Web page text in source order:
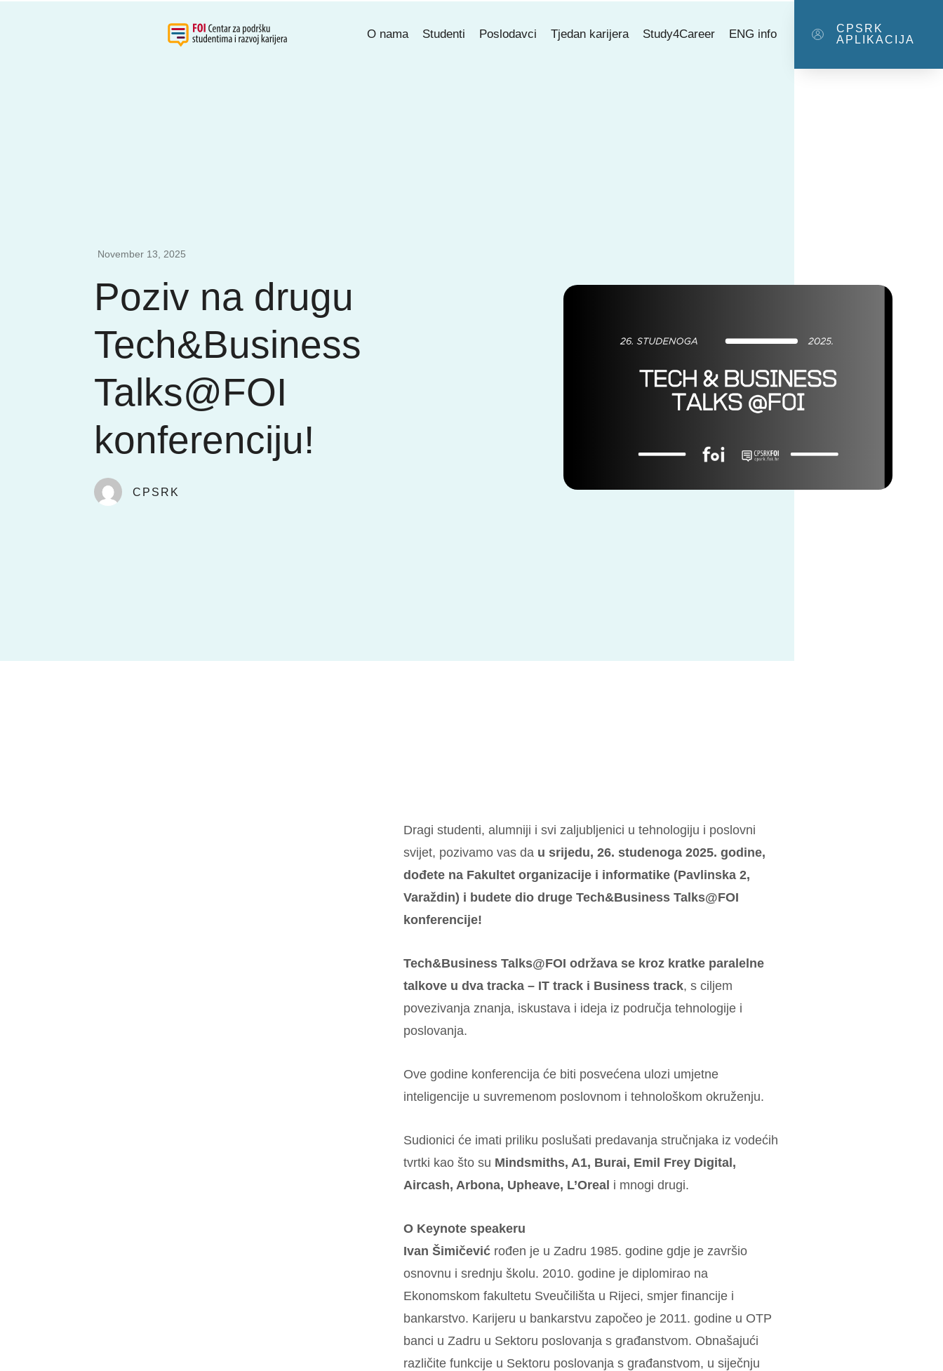
O nama Studenti Poslodavci Tjedan karijera Study4Career ENG info
CPSRK
APLIKACIJA
November 13, 2025
Poziv na drugu
Tech&Business
Talks@FOI
konferenciju!
CPSRK
Dragi studenti, alumniji i svi zaljubljenici u tehnologiju i poslovni
svijet, pozivamo vas da u srijedu, 26. studenoga 2025. godine,
dođete na Fakultet organizacije i informatike (Pavlinska 2,
Varaždin) i budete dio druge Tech&Business Talks@FOI
konferencije!
Tech&Business Talks@FOI održava se kroz kratke paralelne
talkove u dva tracka – IT track i Business track, s ciljem
povezivanja znanja, iskustava i ideja iz područja tehnologije i
poslovanja.
Ove godine konferencija će biti posvećena ulozi umjetne
inteligencije u suvremenom poslovnom i tehnološkom okruženju.
Sudionici će imati priliku poslušati predavanja stručnjaka iz vodećih
tvrtki kao što su Mindsmiths, A1, Burai, Emil Frey Digital,
Aircash, Arbona, Upheave, L’Oreal i mnogi drugi.
O Keynote speakeru
Ivan Šimičević rođen je u Zadru 1985. godine gdje je završio
osnovnu i srednju školu. 2010. godine je diplomirao na
Ekonomskom fakultetu Sveučilišta u Rijeci, smjer financije i
bankarstvo. Karijeru u bankarstvu započeo je 2011. godine u OTP
banci u Zadru u Sektoru poslovanja s građanstvom. Obnašajući
različite funkcije u Sektoru poslovanja s građanstvom, u siječnju